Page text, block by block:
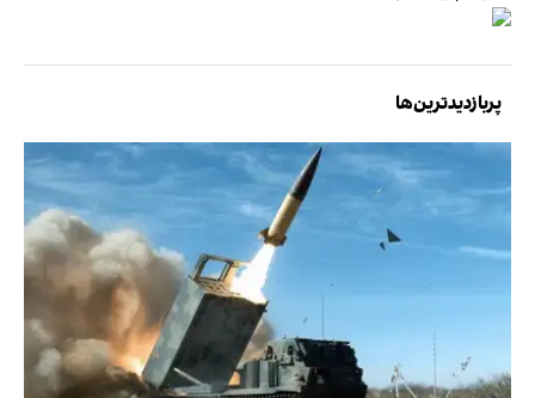
پربازدیدترین‌ها